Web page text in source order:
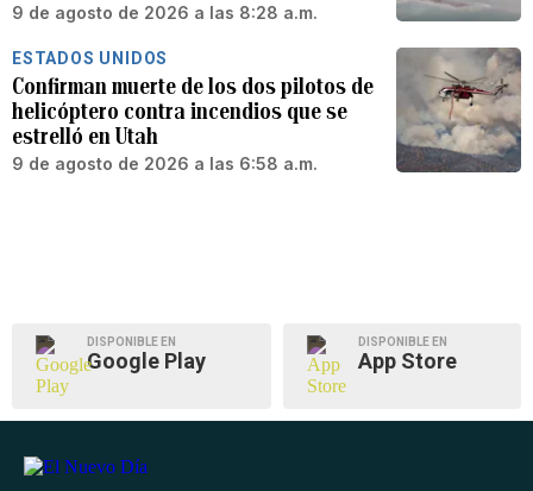
9 de agosto de 2026 a las 8:28 a.m.
ESTADOS UNIDOS
Confirman muerte de los dos pilotos de
helicóptero contra incendios que se
estrelló en Utah
9 de agosto de 2026 a las 6:58 a.m.
DISPONIBLE EN
Google Play
DISPONIBLE EN
App Store